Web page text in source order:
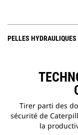
PELLES HYDRAULIQUES
Tirer parti des
sécurité de
la